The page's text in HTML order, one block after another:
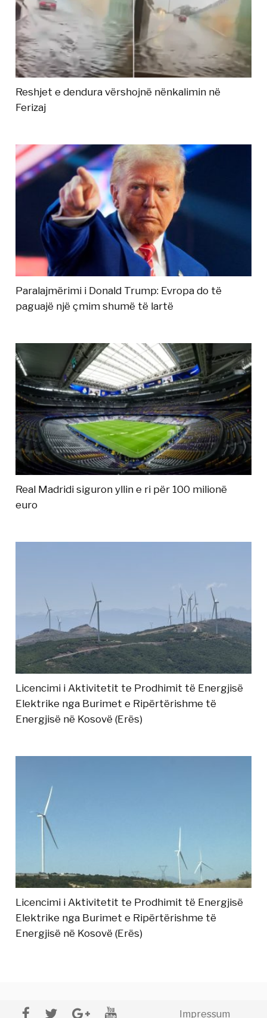
Reshjet e dendura vërshojnë nënkalimin në
Ferizaj
Paralajmërimi i Donald Trump: Evropa do të
paguajë një çmim shumë të lartë
Real Madridi siguron yllin e ri për 100 milionë
euro
Licencimi i Aktivitetit te Prodhimit të Energjisë
Elektrike nga Burimet e Ripërtërishme të
Energjisë në Kosovë (Erës)
Licencimi i Aktivitetit te Prodhimit të Energjisë
Elektrike nga Burimet e Ripërtërishme të
Energjisë në Kosovë (Erës)
Impressum